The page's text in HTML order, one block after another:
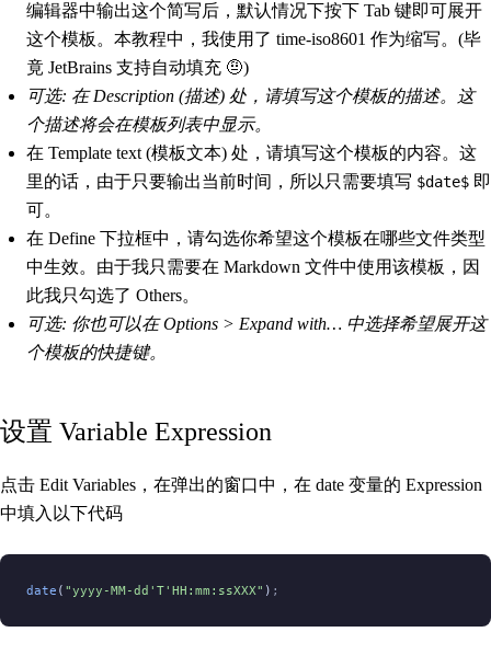
编辑器中输出这个简写后，默认情况下按下 Tab 键即可展开
这个模板。本教程中，我使用了 time-iso8601 作为缩写。(毕
竟 JetBrains 支持自动填充 🤨)
可选: 在 Description (描述) 处，请填写这个模板的描述。这
个描述将会在模板列表中显示。
在 Template text (模板文本) 处，请填写这个模板的内容。这
里的话，由于只要输出当前时间，所以只需要填写 $date$ 即
可。
在 Define 下拉框中，请勾选你希望这个模板在哪些文件类型
中生效。由于我只需要在 Markdown 文件中使用该模板，因
此我只勾选了 Others。
可选: 你也可以在 Options > Expand with… 中选择希望展开这
个模板的快捷键。
设置 Variable Expression
点击 Edit Variables，在弹出的窗口中，在 date 变量的 Expression
中填入以下代码
date ( "yyyy-MM-dd'T'HH:mm:ssXXX" ) ;